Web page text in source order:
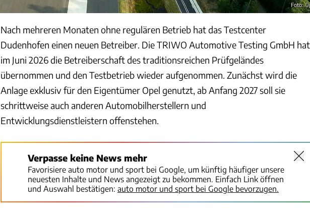
Foto:
Nach mehreren Monaten ohne regulären Betrieb hat das Testcenter
Dudenhofen einen neuen Betreiber. Die TRIWO Automotive Testing GmbH hat
im Juni 2026 die Betreiberschaft des traditionsreichen Prüfgeländes
übernommen und den Testbetrieb wieder aufgenommen. Zunächst wird die
Anlage exklusiv für den Eigentümer Opel genutzt, ab Anfang 2027 soll sie
schrittweise auch anderen Automobilherstellern und
Entwicklungsdienstleistern offenstehen.
Verpasse keine News mehr
Favorisiere auto motor und sport bei Google, um künftig häufiger unsere
neuesten Inhalte und News angezeigt zu bekommen. Einfach Link öffnen
und Auswahl bestätigen: auto motor und sport bei Google bevorzugen.